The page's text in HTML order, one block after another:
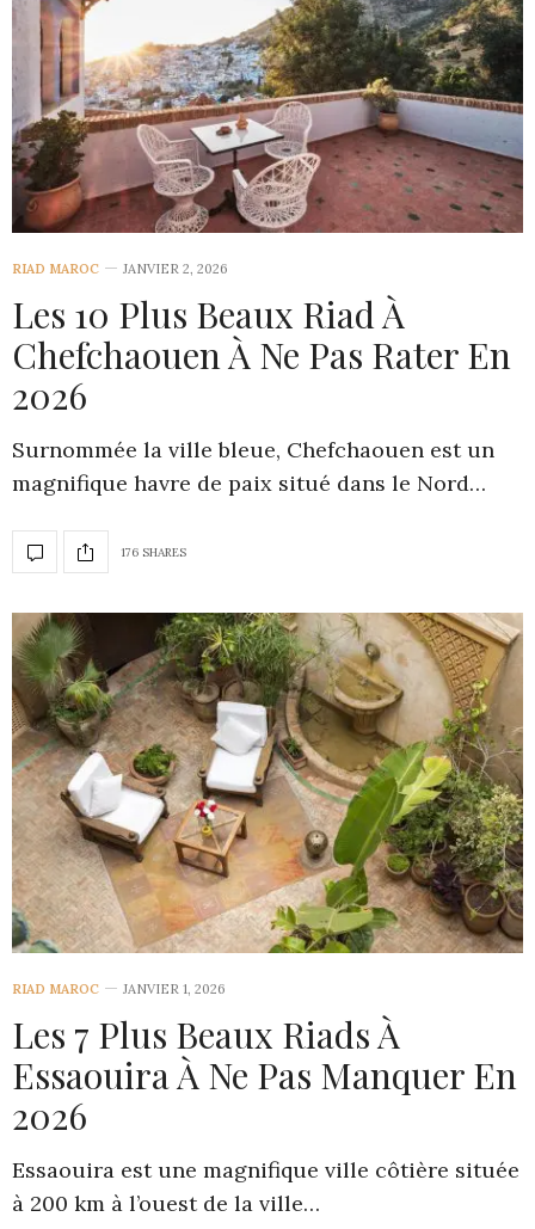
RIAD MAROC JANVIER 2, 2026
Les 10 Plus Beaux Riad À
Chefchaouen À Ne Pas Rater En
2026
Surnommée la ville bleue, Chefchaouen est un
magnifique havre de paix situé dans le Nord…
176 SHARES
RIAD MAROC JANVIER 1, 2026
Les 7 Plus Beaux Riads À
Essaouira À Ne Pas Manquer En
2026
Essaouira est une magnifique ville côtière située
à 200 km à l’ouest de la ville…